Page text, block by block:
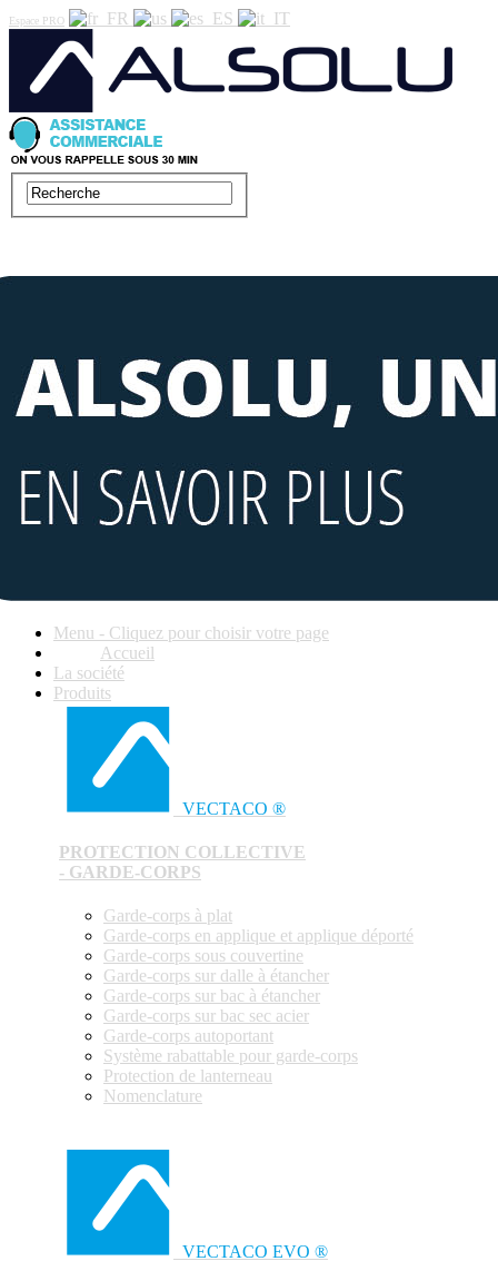
Espace PRO
Menu - Cliquez pour choisir votre page
Accueil
La société
Produits
VECTACO ®
PROTECTION COLLECTIVE
- GARDE-CORPS
Garde-corps à plat
Garde-corps en applique et applique déporté
Garde-corps sous couvertine
Garde-corps sur dalle à étancher
Garde-corps sur bac à étancher
Garde-corps sur bac sec acier
Garde-corps autoportant
Système rabattable pour garde-corps
Protection de lanterneau
Nomenclature
VECTACO EVO ®